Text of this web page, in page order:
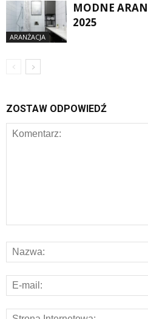
ARANŻACJA
MODNE
2025
ZOSTAW ODPOWIEDŹ